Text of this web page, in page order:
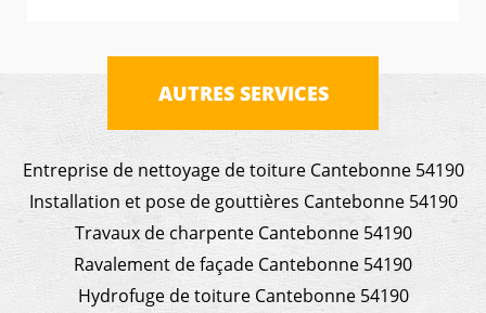
AUTRES SERVICES
Entreprise de nettoyage de toiture Cantebonne 54190
Installation et pose de gouttières Cantebonne 54190
Travaux de charpente Cantebonne 54190
Ravalement de façade Cantebonne 54190
Hydrofuge de toiture Cantebonne 54190